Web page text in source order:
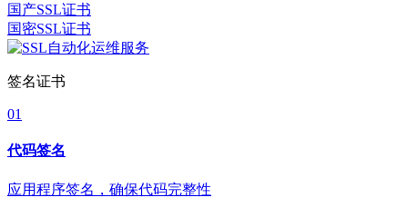
国产SSL证书
国密SSL证书
签名证书
01
代码签名
应用程序签名，确保代码完整性